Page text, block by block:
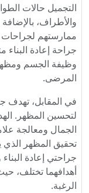
التجميل حالات
والأطراف،
ممارستهم لجراحات
جراحة إعادة
وظيفة الجسم
المرضى.
في المقابل، تهدف
لتحسين المظهر.
الجمال ومعالجة
تحقيق المظهر
جراحتي إعادة
أهدافهما تختلف،
الرغبة.